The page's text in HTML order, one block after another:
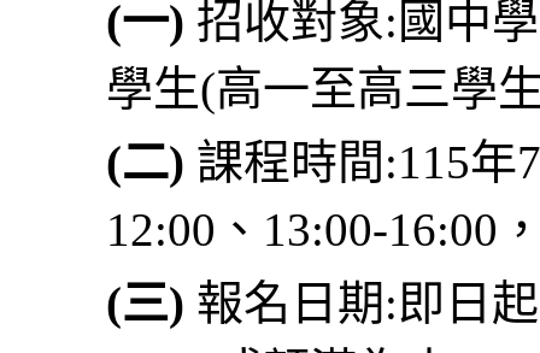
(一) 招收對象:國中
學生(高一至高三學
(二) 課程時間:115年
12:00、13:00-16:00
(三) 報名日期:即日